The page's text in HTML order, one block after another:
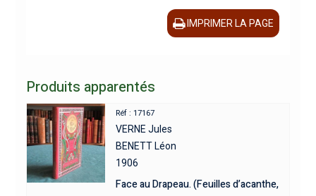
IMPRIMER LA PAGE
Produits apparentés
Réf : 17167
VERNE Jules
BENETT Léon
1906
Face au Drapeau. (Feuilles d’acanthe,